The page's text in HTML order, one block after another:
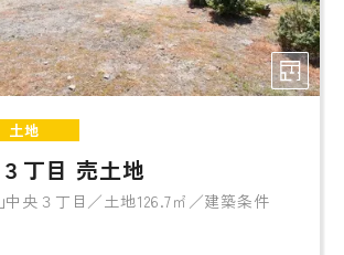
土地
丁目 売土地
央３丁目／土地126.7㎡／建築条件